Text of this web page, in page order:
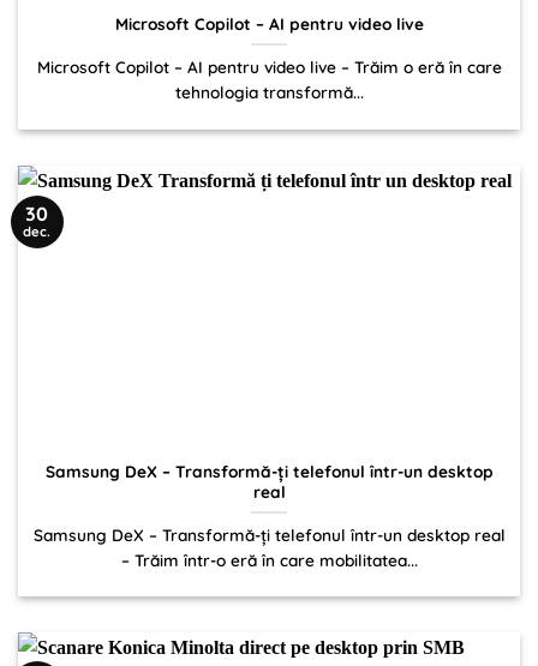
Microsoft Copilot – AI pentru video live
Microsoft Copilot – AI pentru video live – Trăim o eră în care
tehnologia transformă...
Samsung DeX – Transformă-ți telefonul într-un desktop
real
Samsung DeX – Transformă-ți telefonul într-un desktop real
– Trăim într-o eră în care mobilitatea...
30
dec.